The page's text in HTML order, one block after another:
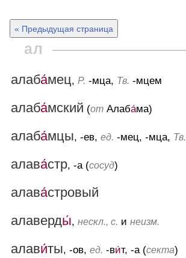
« Предыдущая страница
ал
алаба́мец, Р. -мца, Тв. -мцем
алаба́мский (от Алаба́ма)
алаба́мцы, -ев, ед. -мец, -мца, Тв.
алава́стр, -а (сосуд)
алава́стровый
алаверды́, нескл., с. и неизм.
алави́ты, -ов, ед. -ви́т, -а (секта)